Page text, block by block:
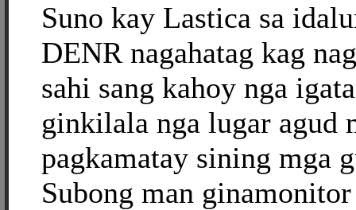
Suno kay Lastica sa
DENR nagahatag kag
sahi sang kahoy nga
ginkilala nga lugar agud
pagkamatay sining mga
Subong man